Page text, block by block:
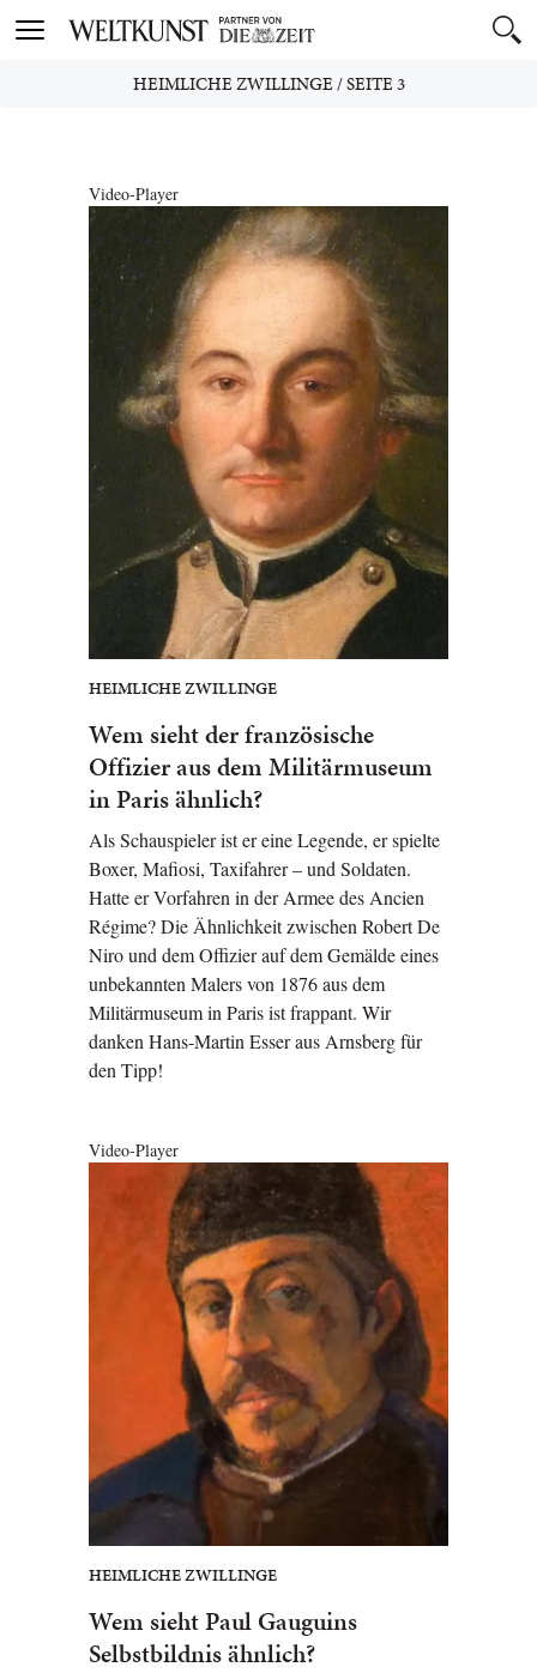
Toggle
HEIMLICHE ZWILLINGE/SEITE 3
Video-Player
HEIMLICHE ZWILLINGE
Wem sieht der französische
Offizier aus dem Militärmuseum
in Paris ähnlich?
Als Schauspieler ist er eine Legende, er spielte
Boxer, Mafiosi, Taxifahrer – und Soldaten.
Hatte er Vorfahren in der Armee des Ancien
Régime? Die Ähnlichkeit zwischen Robert De
Niro und dem Offizier auf dem Gemälde eines
unbekannten Malers von 1876 aus dem
Militärmuseum in Paris ist frappant. Wir
danken Hans-Martin Esser aus Arnsberg für
den Tipp!
Video-Player
HEIMLICHE ZWILLINGE
Wem sieht Paul Gauguins
Selbstbildnis ähnlich?